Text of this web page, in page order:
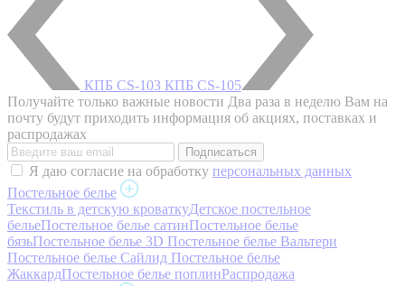
КПБ CS-103 КПБ CS-105
Получайте только важные новости Два раза в неделю Вам на
почту будут приходить информация об акциях, поставках и
распродажах
Я даю согласие на обработку персональных данных
Постельное белье
Текстиль в детскую кроваткуДетское постельное
бельеПостельное белье сатинПостельное белье
бязьПостельное белье 3D Постельное белье Вальтери
Постельное белье Сайлид Постельное белье
ЖаккардПостельное белье поплинРаспродажа